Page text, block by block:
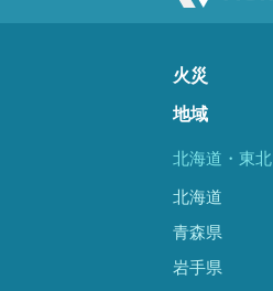
火災
地域
北海道・東北
北海道
青森県
岩手県